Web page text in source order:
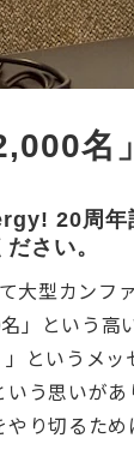
名
20周年
さい。
大型カンフ
」という高
というメ
いう思いが
やり切るた